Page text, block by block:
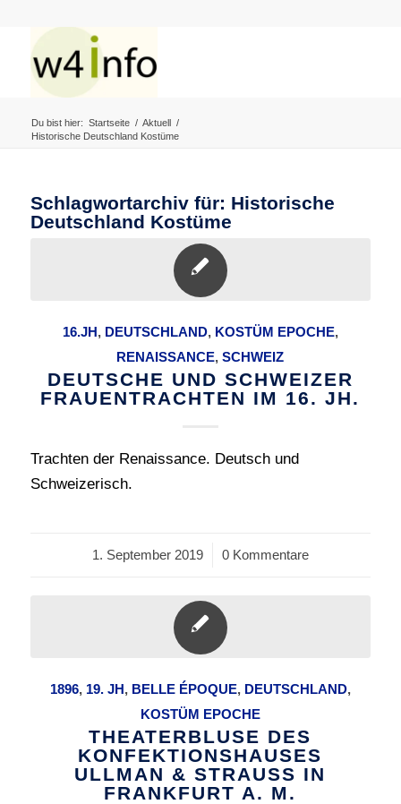
Du bist hier: Startseite / Aktuell /
Historische Deutschland Kostüme
Schlagwortarchiv für: Historische
Deutschland Kostüme
16.JH, DEUTSCHLAND, KOSTÜM EPOCHE,
RENAISSANCE,SCHWEIZ
DEUTSCHE UND SCHWEIZER
FRAUENTRACHTEN IM 16. JH.
Trachten der Renaissance. Deutsch und
Schweizerisch.
1. September 2019
/ 0 Kommentare
1896, 19. JH, BELLE ÉPOQUE, DEUTSCHLAND,
KOSTÜM EPOCHE
THEATERBLUSE DES
KONFEKTIONSHAUSES
ULLMAN & STRAUSS IN
FRANKFURT A. M.